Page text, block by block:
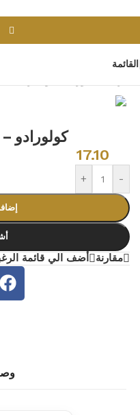
القائمة
كولورادو
17.10
-
+
مقارنة أضف الي قائمة